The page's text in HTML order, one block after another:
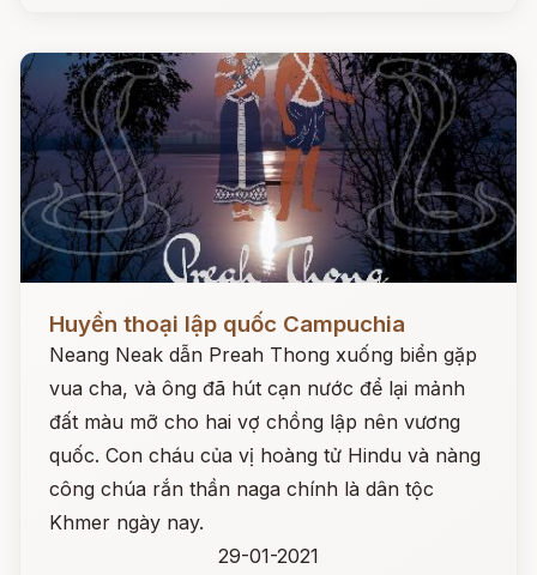
Đọc ngay
Huyền thoại lập quốc Campuchia
Neang Neak dẫn Preah Thong xuống biển gặp
vua cha, và ông đã hút cạn nước để lại mảnh
đất màu mỡ cho hai vợ chồng lập nên vương
quốc. Con cháu của vị hoàng tử Hindu và nàng
công chúa rắn thần naga chính là dân tộc
Khmer ngày nay.
29-01-2021